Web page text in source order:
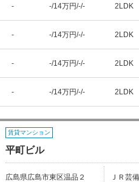
- -/14万円/-/- 2LDK
- -/14万円/-/- 2LDK
- -/14万円/-/- 2LDK
- -/14万円/-/- 2LDK
賃貸マンション
平町ビル
広島県広島市東区温品２
ＪＲ芸